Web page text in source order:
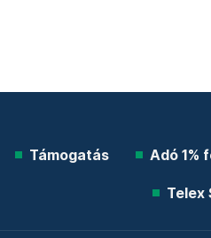
Támogatás Adó 1%
Telex